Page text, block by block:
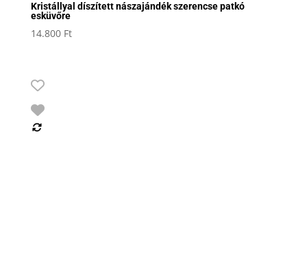
Kristállyal díszített nászajándék szerencse patkó
esküvőre
14.800 Ft